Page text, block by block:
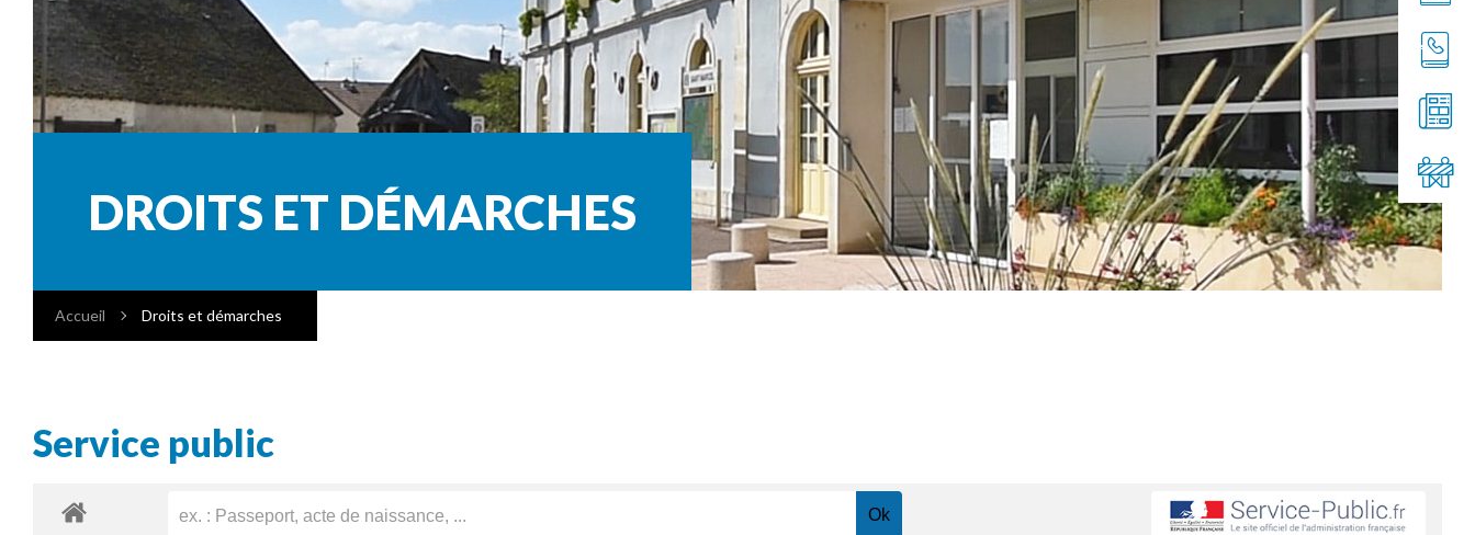
DROITS ET DÉMARCHES
Accueil Droits et démarches
Service public